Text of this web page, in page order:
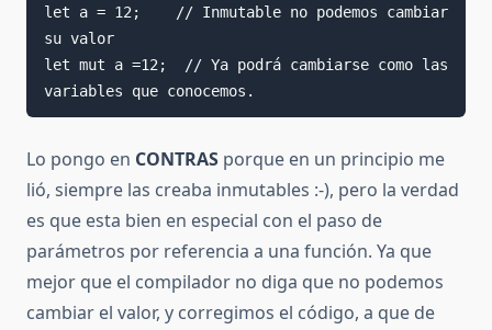
let a = 12;    // Inmutable no podemos cambiar
su valor
let mut a =12;  // Ya podrá cambiarse como las
variables que conocemos.
Lo pongo en CONTRAS porque en un principio me
lió, siempre las creaba inmutables :-), pero la verdad
es que esta bien en especial con el paso de
parámetros por referencia a una función. Ya que
mejor que el compilador no diga que no podemos
cambiar el valor, y corregimos el código, a que de